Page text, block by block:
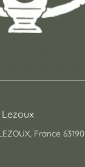
France